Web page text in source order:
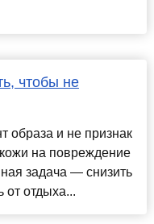
чтобы не
образа и не признак
на повреждение
задача — снизить
от отдыха...